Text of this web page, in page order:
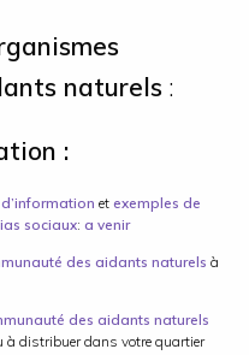
naturels :
:
et exemples de
sociaux: a venir
des aidants naturels à
des aidants naturels
à distribuer dans votre quartier